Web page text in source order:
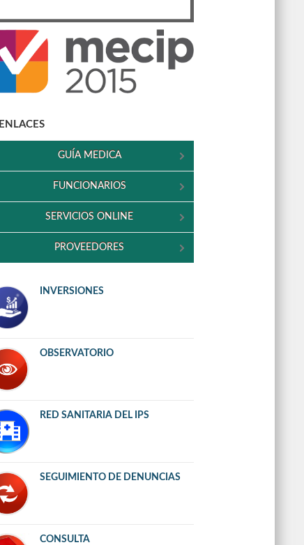
ENLACES
GUÍA MEDICA
FUNCIONARIOS
SERVICIOS ONLINE
PROVEEDORES
INVERSIONES
OBSERVATORIO
RED SANITARIA DEL IPS
SEGUIMIENTO DE DENUNCIAS
CONSULTA